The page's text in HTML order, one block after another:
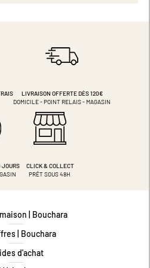
LIVRAISON OFFERTE DÈS 120€
DOMICILE - POINT RELAIS - MAGASIN
JOURS
CLICK & COLLECT
PRÊT SOUS 48H
| Bouchara
| Bouchara
d'achat